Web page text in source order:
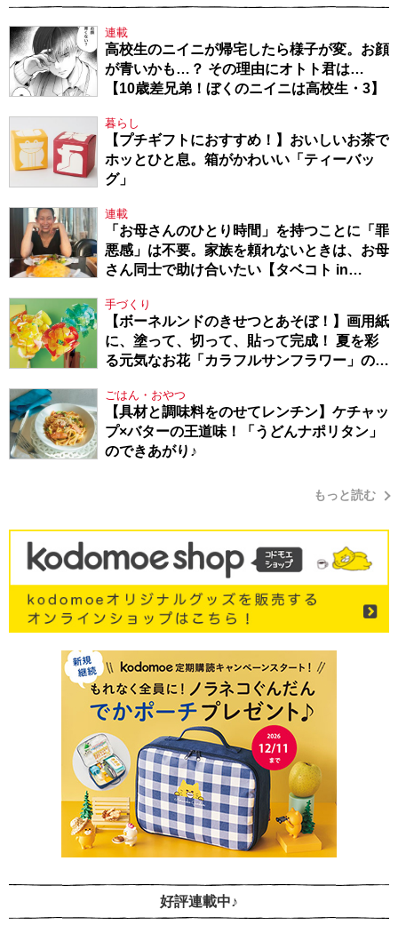
連載
高校生のニイニが帰宅したら様子が変。お顔
が青いかも…？ その理由にオトト君は…
【10歳差兄弟！ぼくのニイニは高校生・3】
暮らし
【プチギフトにおすすめ！】おいしいお茶で
ホッとひと息。箱がかわいい「ティーバッ
グ」
連載
「お母さんのひとり時間」を持つことに「罪
悪感」は不要。家族を頼れないときは、お母
さん同士で助け合いたい【タベコト in
手づくり
【ボーネルンドのきせつとあそぼ！】画用紙
に、塗って、切って、貼って完成！ 夏を彩
る元気なお花「カラフルサンフラワー」の作
ごはん・おやつ
【具材と調味料をのせてレンチン】ケチャッ
プ×バターの王道味！「うどんナポリタン」
のできあがり♪
もっと読む
好評連載中♪